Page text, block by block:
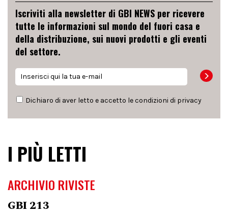
Iscriviti alla newsletter di GBI NEWS per ricevere
tutte le informazioni sul mondo del fuori casa e
della distribuzione, sui nuovi prodotti e gli eventi
del settore.
Dichiaro di aver letto e accetto le condizioni di privacy
I PIÙ LETTI
ARCHIVIO RIVISTE
GBI 213